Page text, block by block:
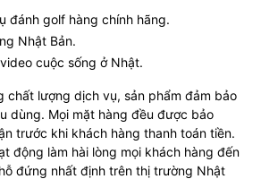
đánh golf hàng chính hãng.
Nhật Bản.
cuộc sống ở Nhật.
chất lượng dịch vụ, sản phẩm đảm bảo
dùng. Mọi mặt hàng đều được bảo
trước khi khách hàng thanh toán tiền.
động làm hài lòng mọi khách hàng đến
đứng nhất định trên thị trường Nhật